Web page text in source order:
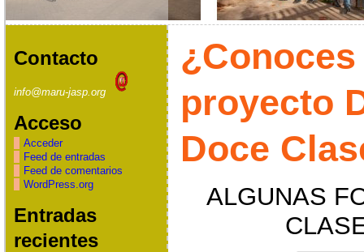
Contacto
info@maru-jasp.org
Acceso
Acceder
Feed de entradas
Feed de comentarios
WordPress.org
Entradas
recientes
proyecto
Doce
ALGUNAS